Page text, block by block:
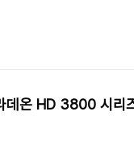
데온 HD 3800 시리